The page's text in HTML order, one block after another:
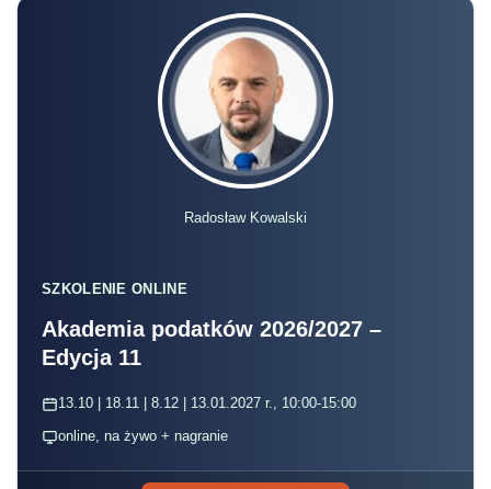
Radosław Kowalski
SZKOLENIE ONLINE
Akademia podatków 2026/2027 –
Edycja 11
13.10 | 18.11 | 8.12 | 13.01.2027 r., 10:00-15:00
online, na żywo + nagranie